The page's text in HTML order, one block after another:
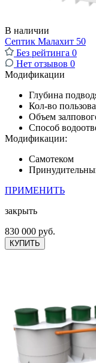
В наличии
Септик Малахит 50
Без рейтинга 0
Нет отзывов 0
Модификации
Глубина
Кол-во
Объем
Способ
Модификации:
Самотеком
ПРИМЕНИТЬ
закрыть
830 000 руб.
КУПИТЬ